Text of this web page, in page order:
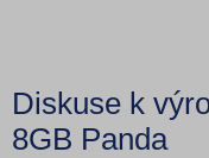
Diskuse k
8GB Panda